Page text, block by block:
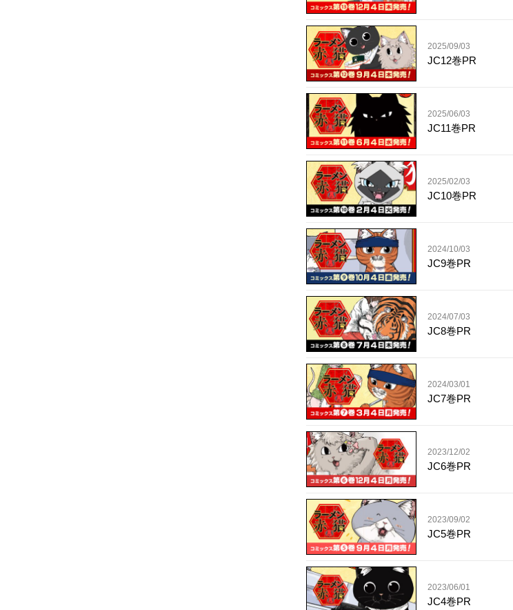
2025/09/03
JC12巻PR
2025/06/03
JC11巻PR
2025/02/03
JC10巻PR
2024/10/03
JC9巻PR
2024/07/03
JC8巻PR
2024/03/01
JC7巻PR
2023/12/02
JC6巻PR
2023/09/02
JC5巻PR
2023/06/01
JC4巻PR